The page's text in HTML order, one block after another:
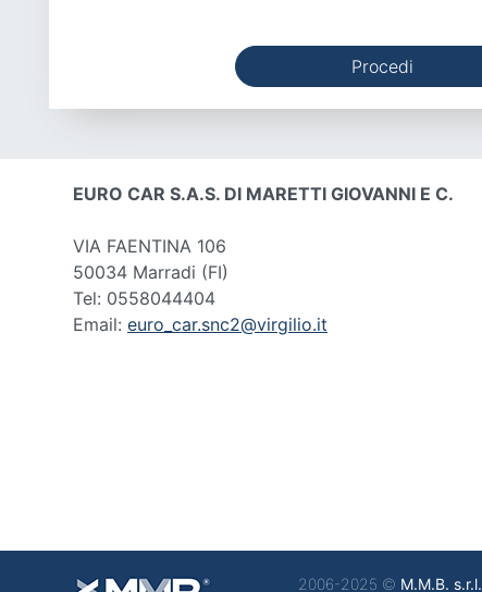
Procedi
EURO CAR S.A.S. DI MARETTI GIOVANNI E C.
VIA FAENTINA 106
50034 Marradi (FI)
Tel: 0558044404
Email: euro_car.snc2@virgilio.it
2006-2025 © M.M.B. s.r.l.